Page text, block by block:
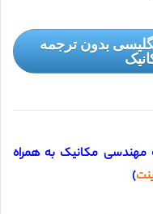
بدون ترجمه
مهندسی مکانیک به همراه
)